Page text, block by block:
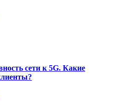
сети к 5G. Какие